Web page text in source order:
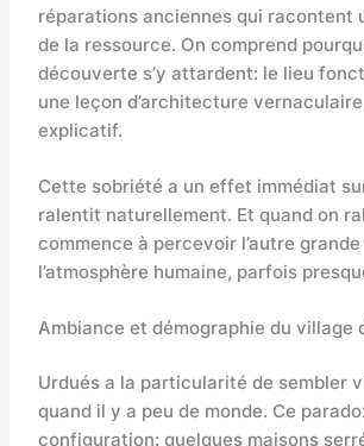
réparations anciennes qui racontent
de la ressource. On comprend
découverte s’y attardent: le lieu
une leçon d’architecture
explicatif.
Cette sobriété a un effet immédiat
ralentit naturellement. Et quand on
commence à percevoir l’autre grande
l’atmosphère humaine, parfois
Ambiance et démographie du village
Urdués a la particularité de sembler
quand il y a peu de monde. Ce
configuration: quelques maisons